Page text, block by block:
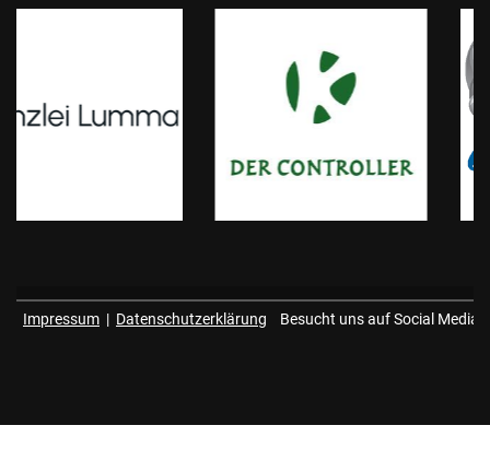
Impressum | Datenschutzerklärung Besucht uns auf Social Media